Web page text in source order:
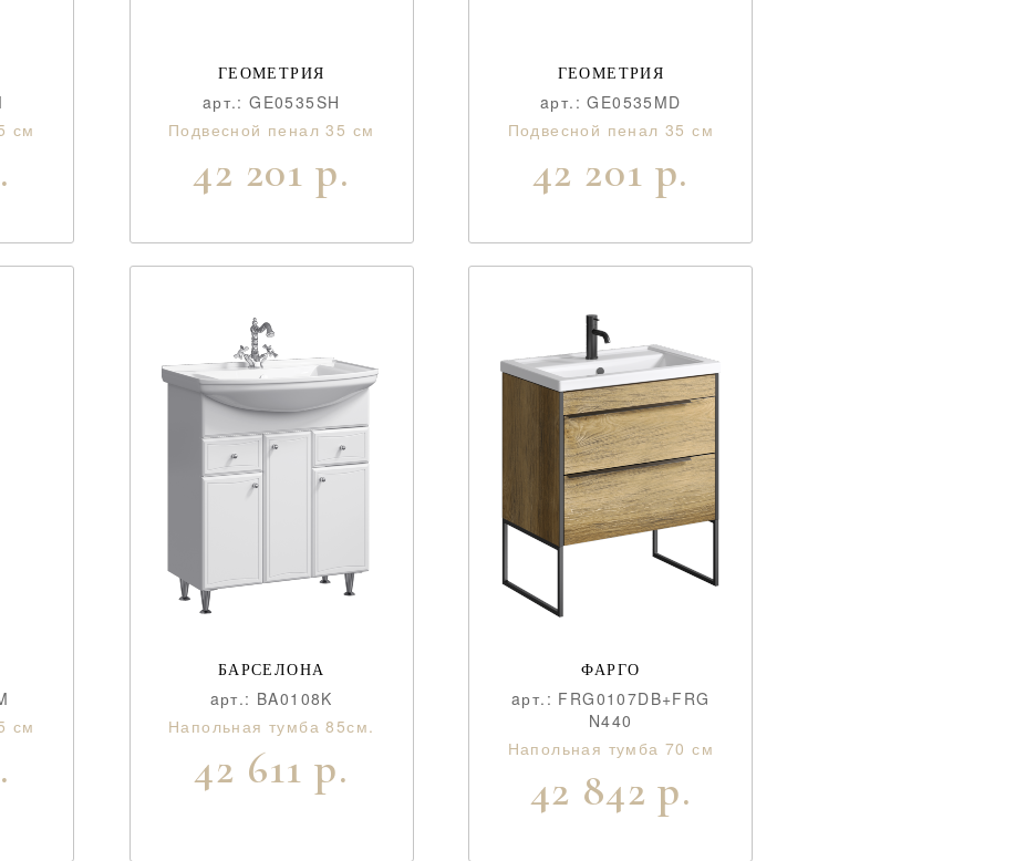
см
ГЕОМЕТРИЯ
aрт.: GE0535SH
Подвесной пенал 35 см
42 201 р.
ГЕОМЕТРИЯ
aрт.: GE0535MD
Подвесной пенал 35 см
42 201 р.
см
БАРСЕЛОНА
aрт.: BA0108K
Напольная тумба 85см.
42 611 р.
ФАРГО
aрт.: FRG0107DB+FRG
N440
Напольная тумба 70 см
42 842 р.